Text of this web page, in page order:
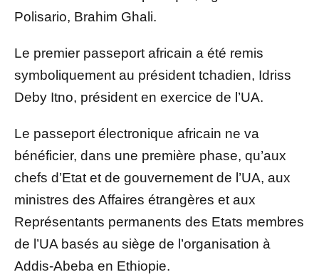
Polisario, Brahim Ghali.
Le premier passeport africain a été remis
symboliquement au président tchadien, Idriss
Deby Itno, président en exercice de l’UA.
Le passeport électronique africain ne va
bénéficier, dans une première phase, qu’aux
chefs d’Etat et de gouvernement de l’UA, aux
ministres des Affaires étrangères et aux
Représentants permanents des Etats membres
de l’UA basés au siège de l’organisation à
Addis-Abeba en Ethiopie.